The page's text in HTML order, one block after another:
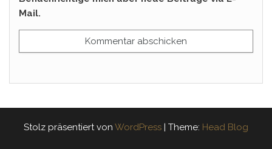
Mail.
Stolz präsentiert von WordPress | Theme: Head Blog